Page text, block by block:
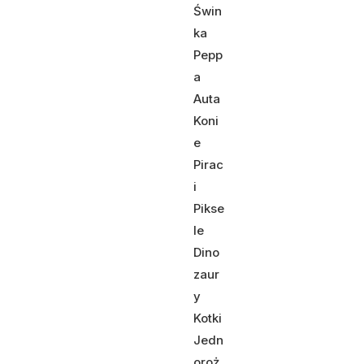
Świn
ka
Pepp
a
Auta
Koni
e
Pirac
i
Pikse
le
Dino
zaur
y
Kotki
Jedn